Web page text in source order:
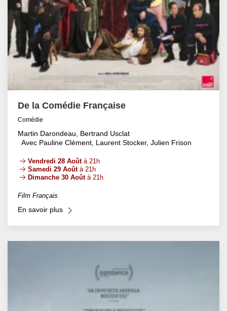
De la Comédie Française
Comédie
Martin Darondeau, Bertrand Usclat
Avec Pauline Clément, Laurent Stocker, Julien Frison
Vendredi 28 Aoûtà 21h
Samedi 29 Aoûtà 21h
Dimanche 30 Aoûtà 21h
Film Français
En savoir plus